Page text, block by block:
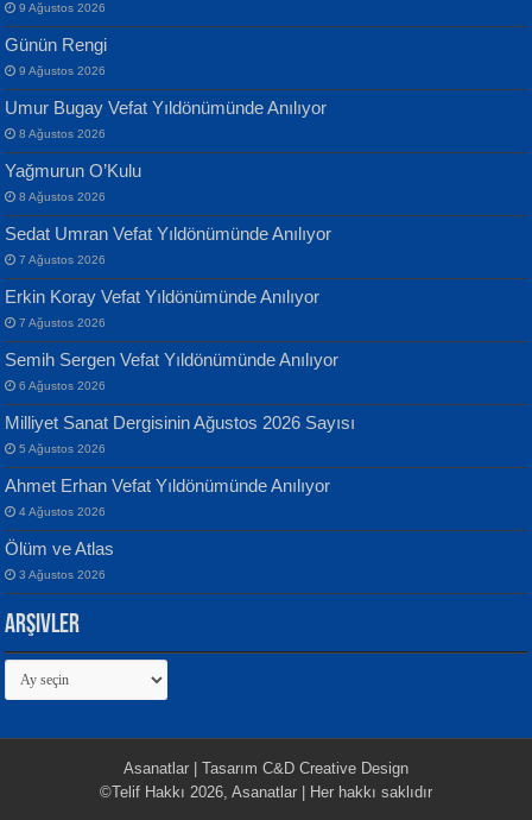
MUSTAFA KELOĞLU
Yarına İz Bırakmak...
ATİLLA ÖZEN
Sultan Olmadan Önce Eyüp...
EKREM KARABABA
MEHMET ALİ BAL
Aliyah’a...
Yılmaz Ekinci
Geceye Söylenen...
Banu Sancak
Defterimden İçeri...
İsmail Aydos
İnkisar...
Ekim Betül Uçar
9 Ağustos 2026
Günün Rengi
9 Ağustos 2026
Umur Bugay Vefat Yıldönümünde Anılıyor
8 Ağustos 2026
Yağmurun O’Kulu
8 Ağustos 2026
Sedat Umran Vefat Yıldönümünde Anılıyor
7 Ağustos 2026
Erkin Koray Vefat Yıldönümünde Anılıyor
7 Ağustos 2026
Semih Sergen Vefat Yıldönümünde Anılıyor
6 Ağustos 2026
Milliyet Sanat Dergisinin Ağustos 2026 Sayısı
5 Ağustos 2026
Ahmet Erhan Vefat Yıldönümünde Anılıyor
4 Ağustos 2026
Ölüm ve Atlas
3 Ağustos 2026
Arşivler
Arşivler
Asanatlar | Tasarım C&D Creative Design
©Telif Hakkı 2026, Asanatlar | Her hakkı saklıdır